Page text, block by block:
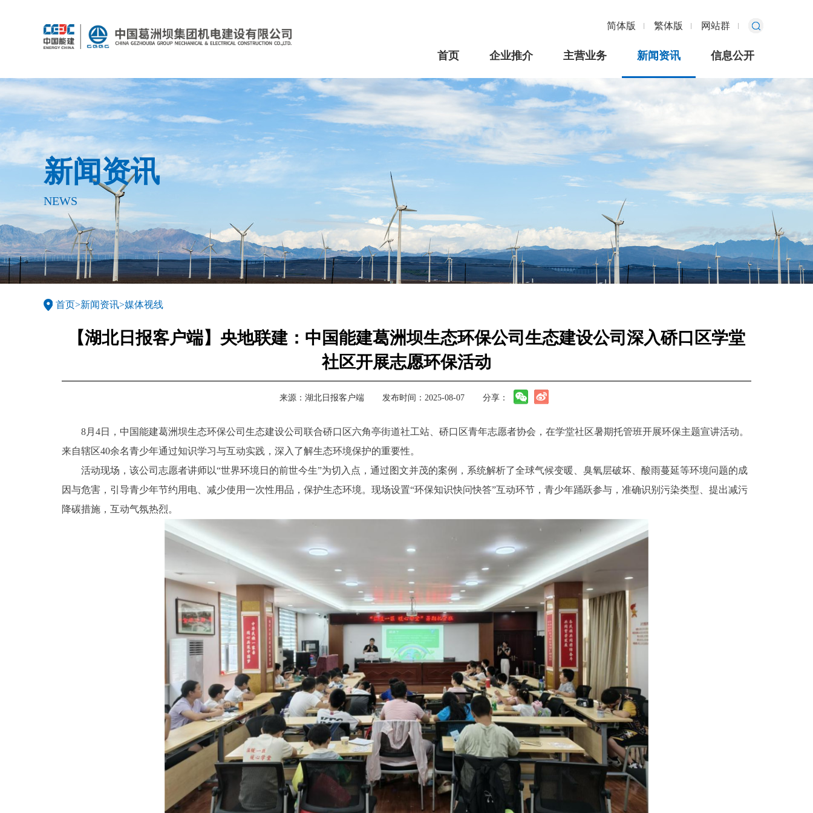
简体版 繁体版 网站群
首页 企业推介 主营业务 新闻资讯 信息公开
新闻资讯
NEWS
首页>新闻资讯>媒体视线
【湖北日报客户端】央地联建：中国能建葛洲坝生态环保公司生态建设公司深入硚口区学堂
社区开展志愿环保活动
来源： 湖北日报客户端 发布时间：2025-08-07 分享：
8月4日，中国能建葛洲坝生态环保公司生态建设公司联合硚口区六角亭街道社工站、硚口区青年志愿者协会，在学堂社区暑期托管班开展环保主题宣讲活动。
来自辖区40余名青少年通过知识学习与互动实践，深入了解生态环境保护的重要性。
活动现场，该公司志愿者讲师以“世界环境日的前世今生”为切入点，通过图文并茂的案例，系统解析了全球气候变暖、臭氧层破坏、酸雨蔓延等环境问题的成
因与危害，引导青少年节约用电、减少使用一次性用品，保护生态环境。现场设置“环保知识快问快答”互动环节，青少年踊跃参与，准确识别污染类型、提出减污
降碳措施，互动气氛热烈。